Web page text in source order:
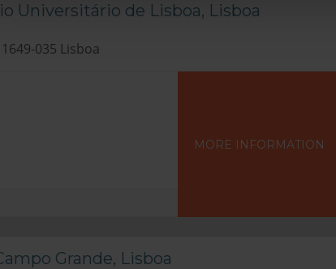
Universitário de Lisboa, Lisboa
035 Lisboa
MORE INFORMATION
Grande, Lisboa